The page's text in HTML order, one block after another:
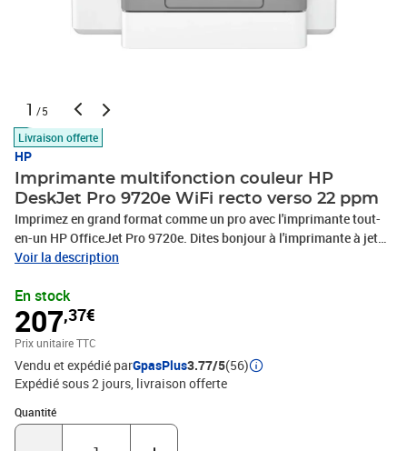
1 /5
Livraison offerte
HP
Imprimante multifonction couleur HP
DeskJet Pro 9720e WiFi recto verso 22 ppm
Imprimez en grand format comme un pro avec l'imprimante tout-
en-un HP OfficeJet Pro 9720e. Dites bonjour à l'imprimante à jet
d'encre couleur grand format professionnelle pour la croissance de
l'application d'impression la plus simple à utiliser. Des rapports
aux dessins, partagez et imprimez facilement sur plusieurs
appareils.Imprimante avec sécurité dynamique activée.Certaines
imprimantes HP sont conçues pour fonctionner uniquement avec
des cartouches dotées de puces ou de circuits électroniques HP
neufs ou réutilisés. Ces imprimantes utilisent des mesures de
sécurité dynamiques pour verrouiller les cartouches qui utilisent
des puces ou des circuits électroniques non HP. Les mises à jour
Voir la description
En stock
207,37€
Prix unitaire TTC
Vendu et expédié parGpasPlus3.77/5(56)
Expédié sous 2 jours livraison offerte
Quantité
Quantité : 1